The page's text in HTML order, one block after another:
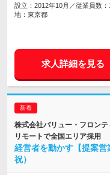
設立：2012年10月／従業員数
地：東京都
求人詳細を見る
株式会社バリュー・フロン
リモートで全国エリア採用
経営者を動かす【提案
祝）